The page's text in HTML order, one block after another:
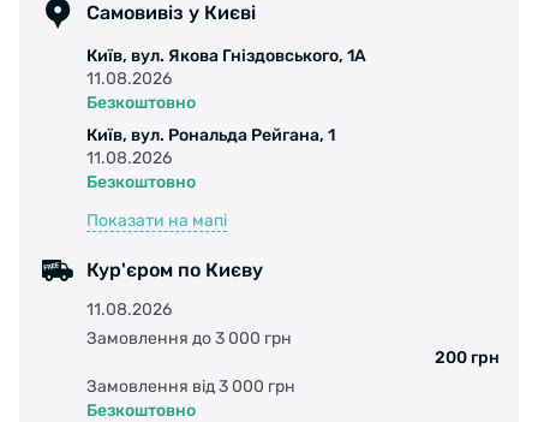
перший зовнішній шар: 100 % поліестер;
другий зовнішній шар: 100 % поліамід.
водонепроникна мембрана Waterguard®, 96 %
поліестерова підкладка з м’якого флісу буде
тримати руки сухими та теплими.
Самовивіз у Києві
Київ, вул. Якова Гніздовського, 1А
11.08.2026
Безкоштовно
Київ, вул. Рональда Рейгана, 1
11.08.2026
Безкоштовно
Показати на мапі
Кур'єром по Києву
11.08.2026
Замовлення до 3 000 грн
200 грн
Замовлення від 3 000 грн
Безкоштовно